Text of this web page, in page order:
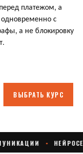
платежом, а
с
а не блокировку